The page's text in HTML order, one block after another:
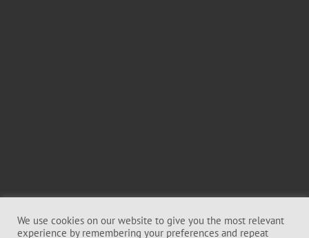
We use cookies on our website to give you the most relevant
experience by remembering your preferences and repeat